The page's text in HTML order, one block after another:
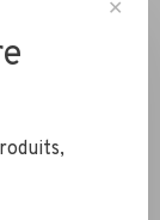
un avis
✕